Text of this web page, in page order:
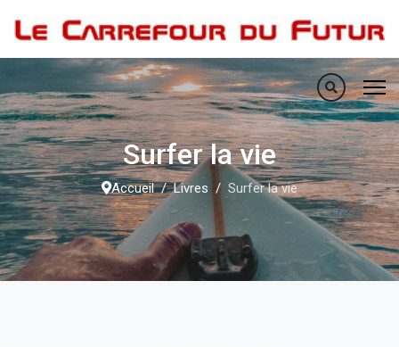
Surfer la vie
Accueil Livres Surfer la vie